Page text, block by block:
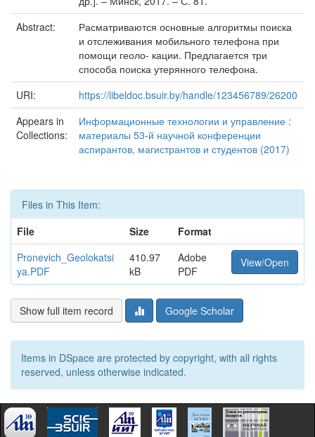
Abstract:
Расматриваются основные алгоритмы поиска
и отслеживания мобильного телефона при
помощи геоло- кации. Предлагается три
способа поиска утерянного телефона.
URI:
https://libeldoc.bsuir.by/handle/123456789/26200
Appears in
Collections:
Информационные технологии и управление :
материалы 53-й научной конференции
аспирантов, магистрантов и студентов (2017)
Files in This Item:
File
Size
Format
Pronevich_Geolokatsi
ya.PDF
410.97
kB
Adobe
PDF
View/Open
Show full item record Google Scholar
Items in DSpace are protected by copyright, with all rights
reserved, unless otherwise indicated.